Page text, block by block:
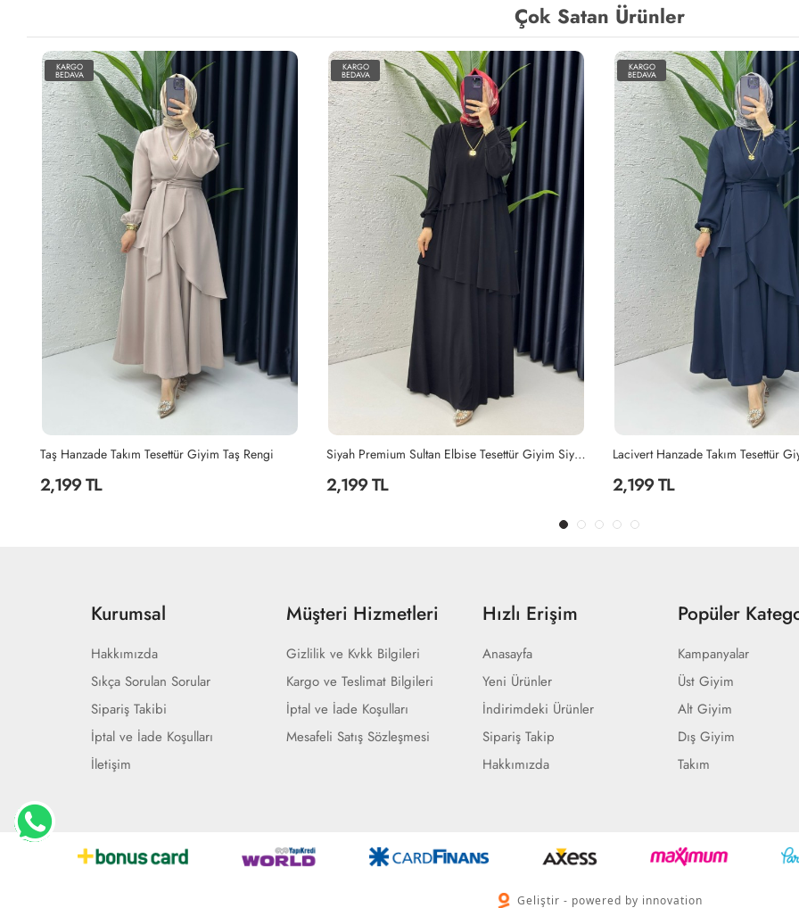
Çok Satan Ürünler
KARGO
BEDAVA
2,199 TL
KARGO
BEDAVA
Lacivert Hanzade Takım Tesettür Giyim Lacivert
2,199 TL
KARGO
BEDAVA
Siyah Ayperi Elbise Tesettür Giyim
1,499 TL
Kurumsal
Hakkımızda
Sıkça Sorulan Sorular
Sipariş Takibi
İptal ve İade Koşulları
İletişim
Müşteri Hizmetleri
Gizlilik ve Kvkk Bilgileri
Kargo ve Teslimat Bilgileri
İptal ve İade Koşulları
Mesafeli Satış Sözleşmesi
Hızlı Erişim
Anasayfa
Yeni Ürünler
İndirimdeki Ürünler
Sipariş Takip
Hakkımızda
Popüler
Kampanyalar
Üst Giyim
Alt Giyim
Dış Giyim
Takım
Geliştir - powered by innovation